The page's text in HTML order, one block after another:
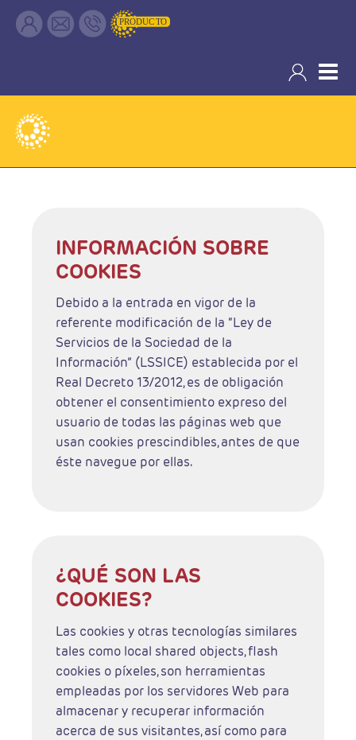
Política de Cookies
INFORMACIÓN SOBRE
COOKIES
Debido a la entrada en vigor de la
referente modificación de la “Ley de
Servicios de la Sociedad de la
Información” (LSSICE) establecida por el
Real Decreto 13/2012, es de obligación
obtener el consentimiento expreso del
usuario de todas las páginas web que
usan cookies prescindibles, antes de que
éste navegue por ellas.
¿QUÉ SON LAS
COOKIES?
Las cookies y otras tecnologías similares
tales como local shared objects, flash
cookies o píxeles, son herramientas
empleadas por los servidores Web para
almacenar y recuperar información
acerca de sus visitantes, así como para